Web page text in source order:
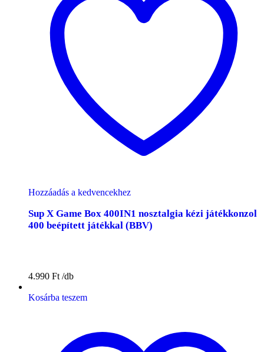
Hozzáadás a kedvencekhez
Sup X Game Box 400IN1 nosztalgia kézi játékkonzol
400 beépített játékkal (BBV)
4.990 Ft
Kosárba teszem